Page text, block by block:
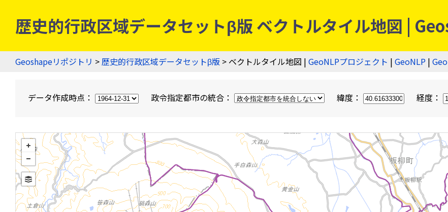
歴史的行政区域データセットβ版 ベクトルタイル地図 |
Geoshapeリポジトリ >歴史的行政区域データセットβ版 > ベクトルタイル地図 | GeoNLPプロジェクト | GeoNLP |
データ作成時点： 政令指定都市の統合： 緯度： 経度：